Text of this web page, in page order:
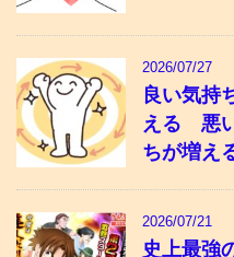
2026/07/27
良い気持
える 悪
ちが増え
2026/07/21
史上最強